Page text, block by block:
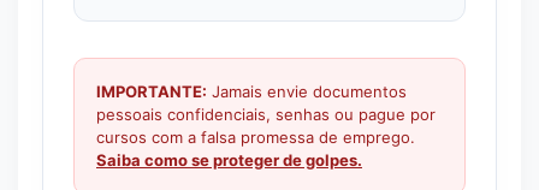
IMPORTANTE: Jamais envie documentos
pessoais confidenciais, senhas ou pague por
cursos com a falsa promessa de emprego.
Saiba como se proteger de golpes.